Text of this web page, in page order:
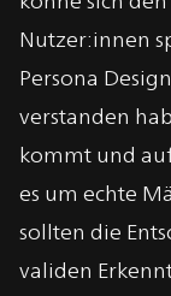
Nutzer:innen
Persona
verstanden
kommt und
es um echte
sollten die
validen